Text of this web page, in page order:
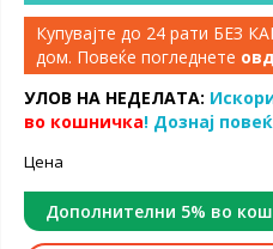
Купувајте до 24 рати БЕЗ
дом. Повеќе погледнете
УЛОВ НА НЕДЕЛАТА:
во кошничка! Дознај
Цена
Дополнителни 5% во